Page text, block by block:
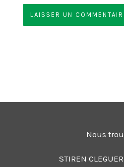
Nous
STIREN